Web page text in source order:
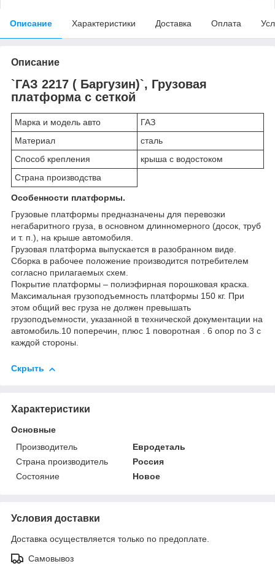
Описание Характеристики Доставка Оплата
Описание
`ГАЗ 2217 ( Баргузин)`, Грузовая
платформа с сеткой
Марка и модель авто
ГАЗ
Материал
сталь
Способ крепления
крыша с водостоком
Страна производства
Особенности платформы.
Грузовые платформы предназначены для перевозки
негабаритного груза, в основном длинномерного (досок, труб
и т. п.), на крыше автомобиля.
Грузовая платформа выпускается в разобранном виде.
Сборка в рабочее положение производится потребителем
согласно прилагаемых схем.
Покрытие платформы – полиэфирная порошковая краска.
Максимальная грузоподъемность платформы 150 кг. При
этом общий вес груза не должен превышать
грузоподъемности, указанной в технической документации на
автомобиль.10 поперечин, плюс 1 поворотная . 6 опор по 3 с
каждой стороны.
Скрыть
Характеристики
Основные
Производитель
Евродеталь
Страна производитель
Россия
Состояние
Новое
Условия доставки
Доставка осуществляется только по предоплате.
Самовывоз